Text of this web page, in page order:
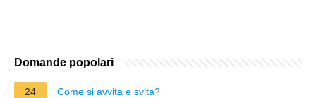
Domande popolari
24 Come si avvita e svita?